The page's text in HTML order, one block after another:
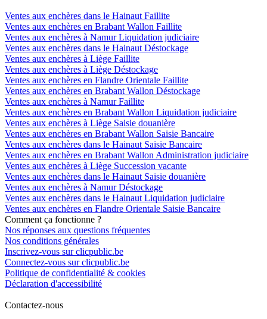
Ventes aux enchères dans le Hainaut Faillite
Ventes aux enchères en Brabant Wallon Faillite
Ventes aux enchères à Namur Liquidation judiciaire
Ventes aux enchères dans le Hainaut Déstockage
Ventes aux enchères à Liège Faillite
Ventes aux enchères à Liège Déstockage
Ventes aux enchères en Flandre Orientale Faillite
Ventes aux enchères en Brabant Wallon Déstockage
Ventes aux enchères à Namur Faillite
Ventes aux enchères en Brabant Wallon Liquidation judiciaire
Ventes aux enchères à Liège Saisie douanière
Ventes aux enchères en Brabant Wallon Saisie Bancaire
Ventes aux enchères dans le Hainaut Saisie Bancaire
Ventes aux enchères en Brabant Wallon Administration judiciaire
Ventes aux enchères à Liège Succession vacante
Ventes aux enchères dans le Hainaut Saisie douanière
Ventes aux enchères à Namur Déstockage
Ventes aux enchères dans le Hainaut Liquidation judiciaire
Ventes aux enchères en Flandre Orientale Saisie Bancaire
Comment ça fonctionne ?
Nos réponses aux questions fréquentes
Nos conditions générales
Inscrivez-vous sur clicpublic.be
Connectez-vous sur clicpublic.be
Politique de confidentialité & cookies
Déclaration d'accessibilité
Contactez-nous